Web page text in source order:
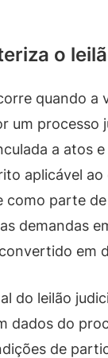
o
quando a
um processo
a atos
aplicável ao
como parte
demandas
em
do leilão
dados do
de